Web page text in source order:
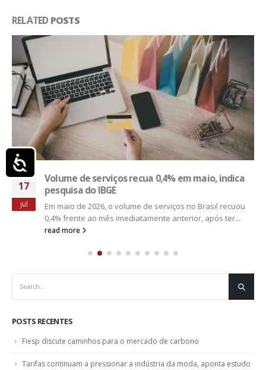
Acessibilidade
RELATED POSTS
17
jul
Volume de serviços recua 0,4% em maio, indica
pesquisa do IBGE
Em maio de 2026, o volume de serviços no Brasil recuou
0,4% frente ao mês imediatamente anterior, após ter...
read more
POSTS RECENTES
Fiesp discute caminhos para o mercado de carbono
Tarifas continuam a pressionar a indústria da moda, aponta estudo